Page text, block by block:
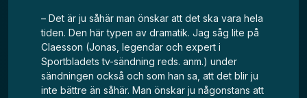
– Det är ju såhär man önskar att det ska vara hela
tiden. Den här typen av dramatik. Jag såg lite på
Claesson (Jonas, legendar och expert i
Sportbladets tv-sändning reds. anm.) under
sändningen också och som han sa, att det blir ju
inte bättre än såhär. Man önskar ju någonstans att